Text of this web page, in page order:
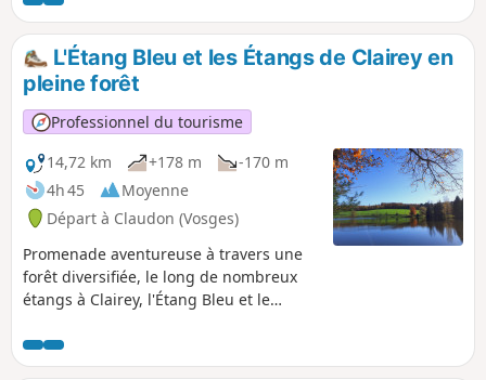
jusqu'au Montdoré, d'où l'on a un point de vue à 360°. Nous
passons par la belle ville de Vauvillers, avant de revenir par
Selles, possibilité de se baigner en été et où vous pourrez
également déguster une glace ou vous rafraichir au bistrot
du pont tournant.
L'Étang Bleu et les Étangs de Clairey en
pleine forêt
Professionnel du tourisme
14,72 km
+178 m
-170 m
4h 45
Moyenne
Départ à Claudon (Vosges)
Promenade aventureuse à travers une
forêt diversifiée, le long de nombreux
étangs à Clairey, l'Étang Bleu et le
du Bois, et la ferme de myrtilles à
Briseverre.